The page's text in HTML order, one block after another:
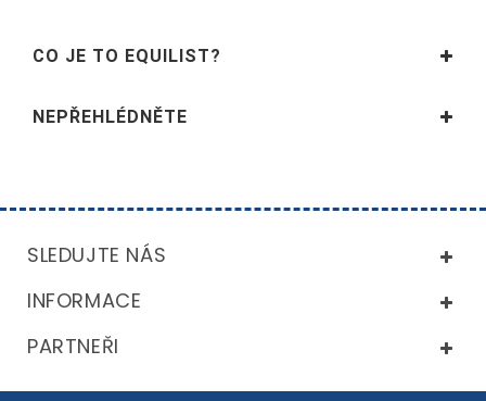
CO JE TO EQUILIST?
NEPŘEHLÉDNĚTE
SLEDUJTE NÁS
INFORMACE
PARTNEŘI